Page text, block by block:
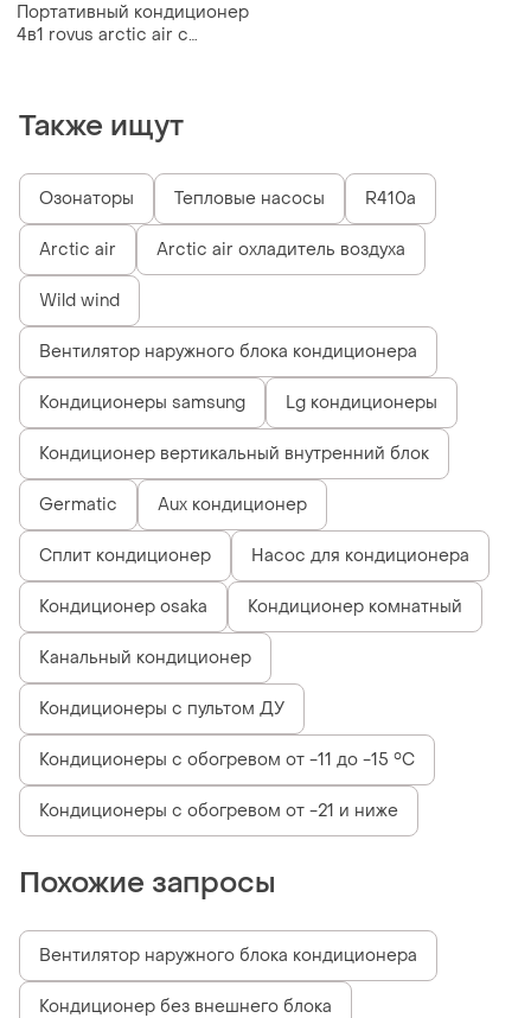
Портативный кондиционер
4в1 rovus arctic air с
Также ищут
Озонаторы Тепловые насосы R410a
Arctic air Arctic air охладитель воздуха
Wild wind
Вентилятор наружного блока кондиционера
Кондиционеры samsung Lg кондиционеры
Кондиционер вертикальный внутренний блок
Germatic Aux кондиционер
Сплит кондиционер Насос для кондиционера
Кондиционер osaka Кондиционер комнатный
Канальный кондиционер
Кондиционеры с пультом ДУ
Кондиционеры с обогревом от -11 до -15 °C
Кондиционеры с обогревом от -21 и ниже
Похожие запросы
Вентилятор наружного блока кондиционера
Кондиционер без внешнего блока